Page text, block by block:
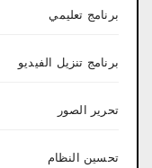
برنامج تعليمي
برنامج تنزيل الفيديو
تحرير الصور
تحسين النظام